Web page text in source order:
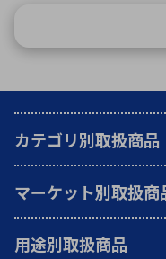
カテゴリ別取扱商品
マーケット別取扱商
用途別取扱商品